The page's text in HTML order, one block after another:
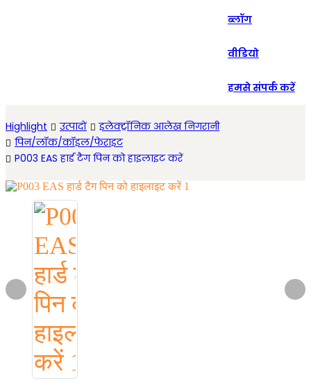
ब्लॉग
वीडियो
हमसे संपर्क करें
Highlight उत्पादों
इलेक्ट्रॉनिक आलेख निगरानी
पिन/लॉक/कॉइल/फेराइट
P003 EAS हार्ड टैग पिन को हाइलाइट करें